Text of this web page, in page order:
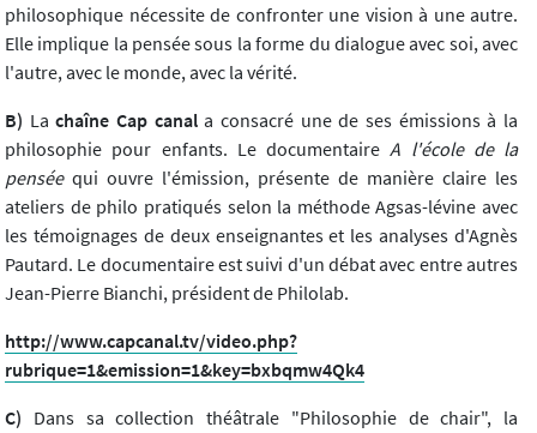
philosophique nécessite de confronter une vision à une autre.
Elle implique la pensée sous la forme du dialogue avec soi, avec
l'autre, avec le monde, avec la vérité.
B) Lachaîne Cap canala consacré une de ses émissions à la
philosophie pour enfants. Le documentaireA l'école de la
penséequi ouvre l'émission, présente de manière claire les
ateliers de philo pratiqués selon la méthode Agsas-lévine avec
les témoignages de deux enseignantes et les analyses d'Agnès
Pautard. Le documentaire est suivi d'un débat avec entre autres
Jean-Pierre Bianchi, président de Philolab.
http://www.capcanal.tv/video.php?
rubrique=1&emission=1&key=bxbqmw4Qk4
C) Dans sa collection théâtrale "Philosophie de chair", la